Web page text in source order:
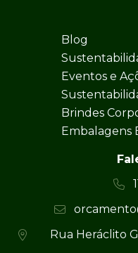
Blog
Eventos e
Brindes
Embalagens
Rua Heráclito